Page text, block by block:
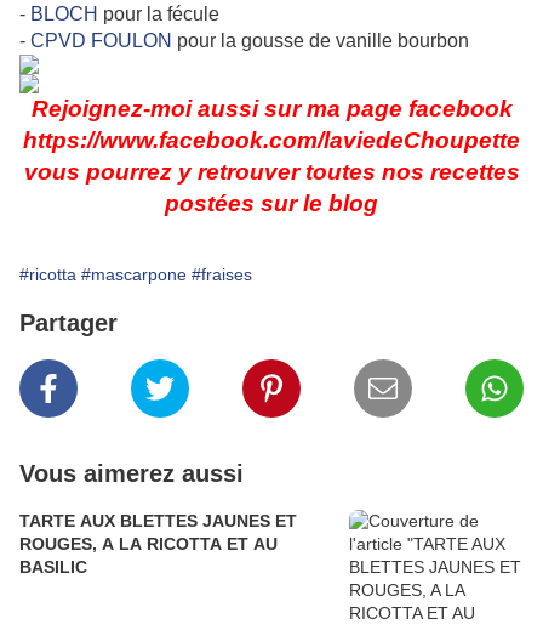
- BLOCH pour la fécule
- CPVD FOULON pour la gousse de vanille bourbon
Rejoignez-moi aussi sur ma page facebook
https://www.facebook.com/laviedeChoupette
vous pourrez y retrouver toutes nos recettes
postées sur le blog
#ricotta #mascarpone #fraises
Partager
Vous aimerez aussi
TARTE AUX BLETTES JAUNES ET
ROUGES, A LA RICOTTA ET AU
BASILIC